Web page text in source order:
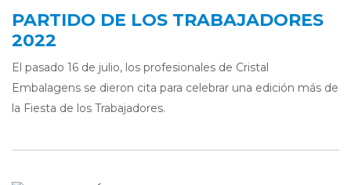
PARTIDO DE LOS TRABAJADORES
2022
El pasado 16 de julio, los profesionales de Cristal
Embalagens se dieron cita para celebrar una edición más de
la Fiesta de los Trabajadores.